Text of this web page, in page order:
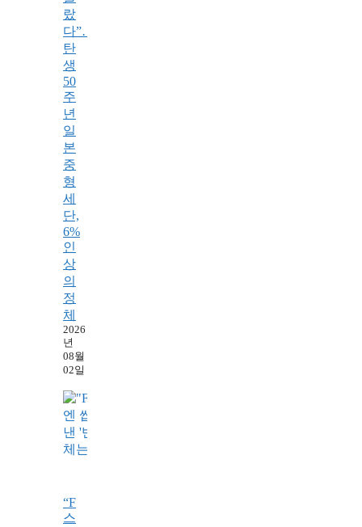
랐
다”…
탄
생
50
주
년
일
본
중
형
세
단,
6%
인
상
의
정
체
2026
년
08월
02일
“F
스